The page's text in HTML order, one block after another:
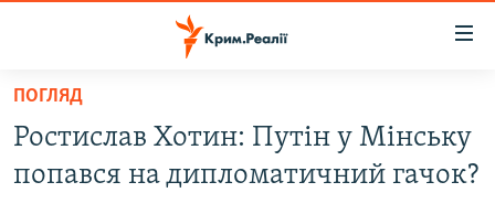
Перейти
основного
матеріалу
ПОГЛЯД
Ростислав Хотин: Путін у Мінську
попався на дипломатичний гачок?